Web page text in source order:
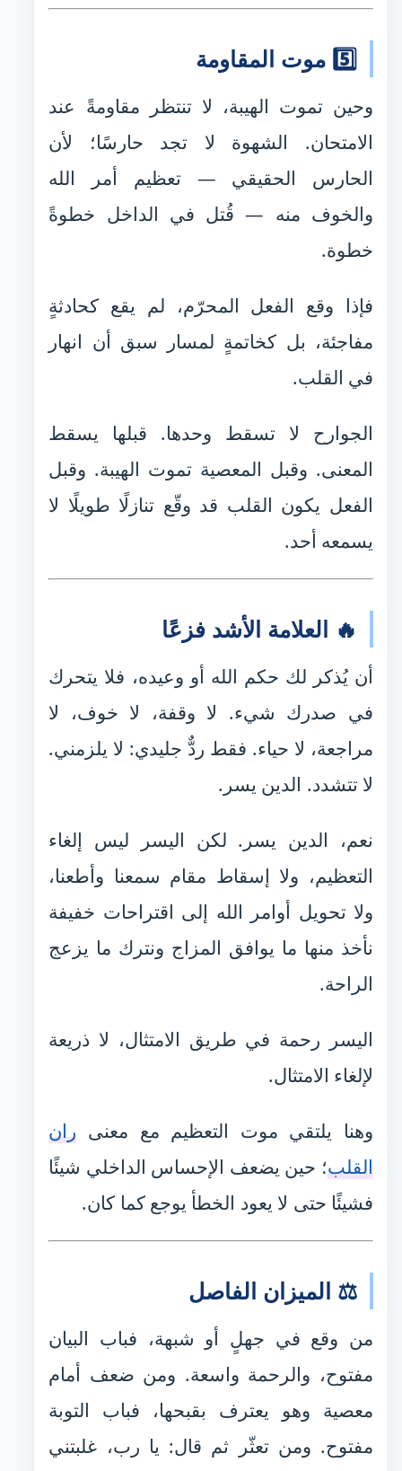
5️⃣ موت المقاومة
وحين تموت الهيبة، لا تنتظر مقاومةً عند
الامتحان. الشهوة لا تجد حارسًا؛ لأن
الحارس الحقيقي — تعظيم أمر الله
والخوف منه — قُتل في الداخل خطوةً
خطوة.
فإذا وقع الفعل المحرّم، لم يقع كحادثةٍ
مفاجئة، بل كخاتمةٍ لمسار سبق أن انهار
في القلب.
الجوارح لا تسقط وحدها. قبلها يسقط
المعنى. وقبل المعصية تموت الهيبة. وقبل
الفعل يكون القلب قد وقّع تنازلًا طويلًا لا
يسمعه أحد.
🔥 العلامة الأشد فزعًا
أن يُذكر لك حكم الله أو وعيده، فلا يتحرك
في صدرك شيء. لا وقفة، لا خوف، لا
مراجعة، لا حياء. فقط ردٌّ جليدي: لا يلزمني.
لا تتشدد. الدين يسر.
نعم، الدين يسر. لكن اليسر ليس إلغاء
التعظيم، ولا إسقاط مقام سمعنا وأطعنا،
ولا تحويل أوامر الله إلى اقتراحات خفيفة
نأخذ منها ما يوافق المزاج ونترك ما يزعج
الراحة.
اليسر رحمة في طريق الامتثال، لا ذريعة
لإلغاء الامتثال.
وهنا يلتقي موت التعظيم مع معنى ران
القلب؛ حين يضعف الإحساس الداخلي شيئًا
فشيئًا حتى لا يعود الخطأ يوجع كما كان.
⚖️ الميزان الفاصل
من وقع في جهلٍ أو شبهة، فباب البيان
مفتوح، والرحمة واسعة. ومن ضعف أمام
معصية وهو يعترف بقبحها، فباب التوبة
مفتوح. ومن تعثّر ثم قال: يا رب، غلبتني